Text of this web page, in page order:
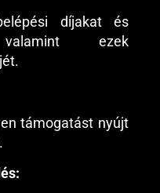
díjakat és
ezek
támogatást nyújt